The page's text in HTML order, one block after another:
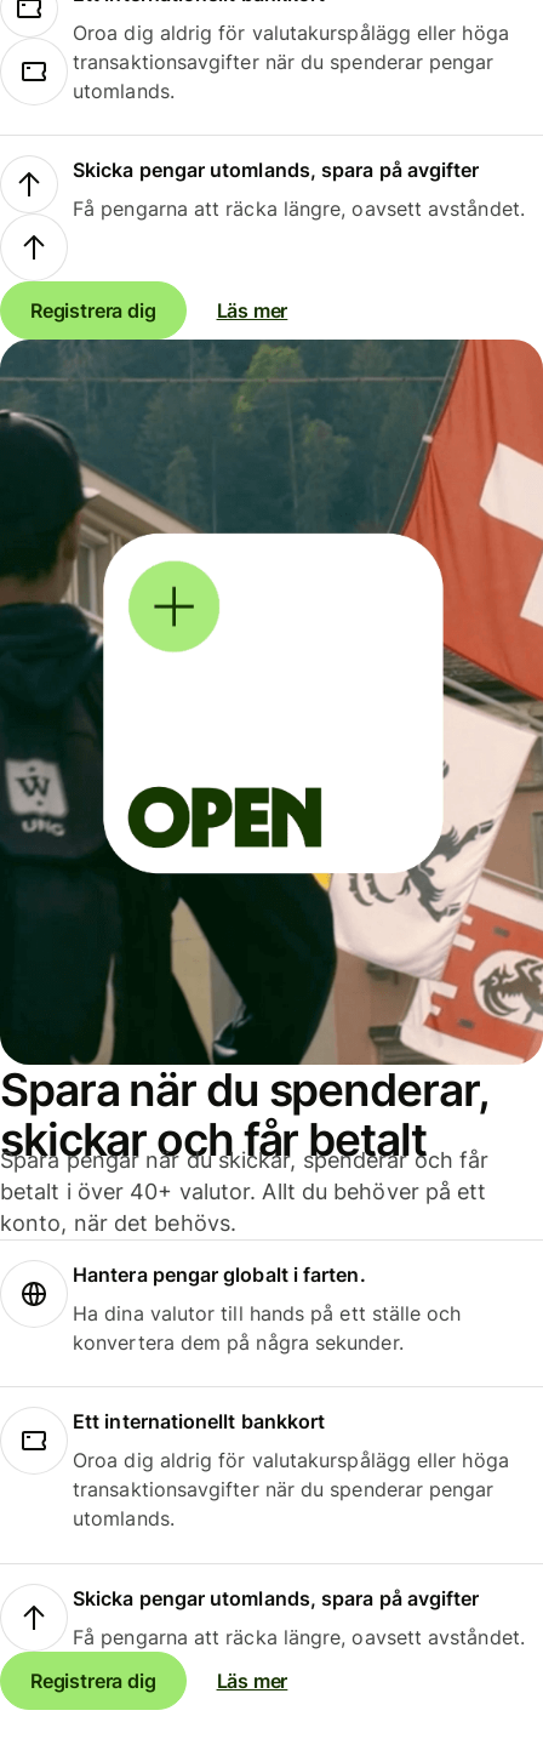
Oroa dig aldrig för valutakurspålägg eller höga
transaktionsavgifter när du spenderar pengar
utomlands.
Skicka pengar utomlands, spara på avgifter
Få pengarna att räcka längre, oavsett avståndet.
Registrera dig Läs mer
Spara när du spenderar,
skickar och får betalt
Spara pengar när du skickar, spenderar och får
betalt i över 40+ valutor. Allt du behöver på ett
konto, när det behövs.
Hantera pengar globalt i farten.
Ha dina valutor till hands på ett ställe och
konvertera dem på några sekunder.
Ett internationellt bankkort
Oroa dig aldrig för valutakurspålägg eller höga
transaktionsavgifter när du spenderar pengar
utomlands.
Skicka pengar utomlands, spara på avgifter
Få pengarna att räcka längre, oavsett avståndet.
Registrera dig
Läs mer